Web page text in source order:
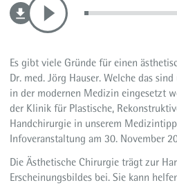
Es gibt viele Gründe für einen
Dr. med. Jörg Hauser. Welche das
in der modernen Medizin eingesetzt
der Klinik für Plastische,
Handchirurgie in unserem
Infoveranstaltung am 30. November
Die Ästhetische Chirurgie trägt zur
Erscheinungsbildes bei. Sie kann